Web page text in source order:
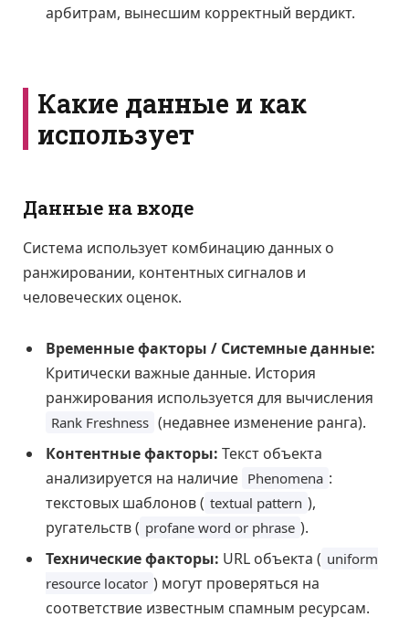
арбитрам, вынесшим корректный вердикт.
Какие данные и как
использует
Данные на входе
Система использует комбинацию данных о
ранжировании, контентных сигналов и
человеческих оценок.
Временные факторы / Системные данные:
Критически важные данные. История
ранжирования используется для вычисления
Rank Freshness (недавнее изменение ранга).
Контентные факторы: Текст объекта
анализируется на наличие Phenomena :
текстовых шаблонов ( textual pattern ),
ругательств ( profane word or phrase ).
Технические факторы: URL объекта ( uniform
resource locator ) могут проверяться на
соответствие известным спамным ресурсам.